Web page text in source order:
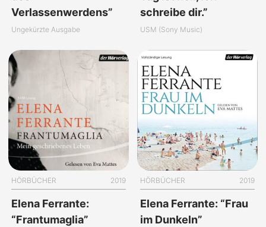
Verlassenwerdens”
Ungekürzte Ausgabe
schreibe dir.”
USM (Sony Music)
HÖRBÜCHER 2019
Elena Ferrante:
“Frantumaglia”
HÖRBÜCHER 2019
Elena Ferrante: “Frau
im Dunkeln”